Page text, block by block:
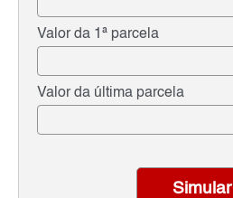
Valor da 1ª parcela
Valor da última parcela
Simular